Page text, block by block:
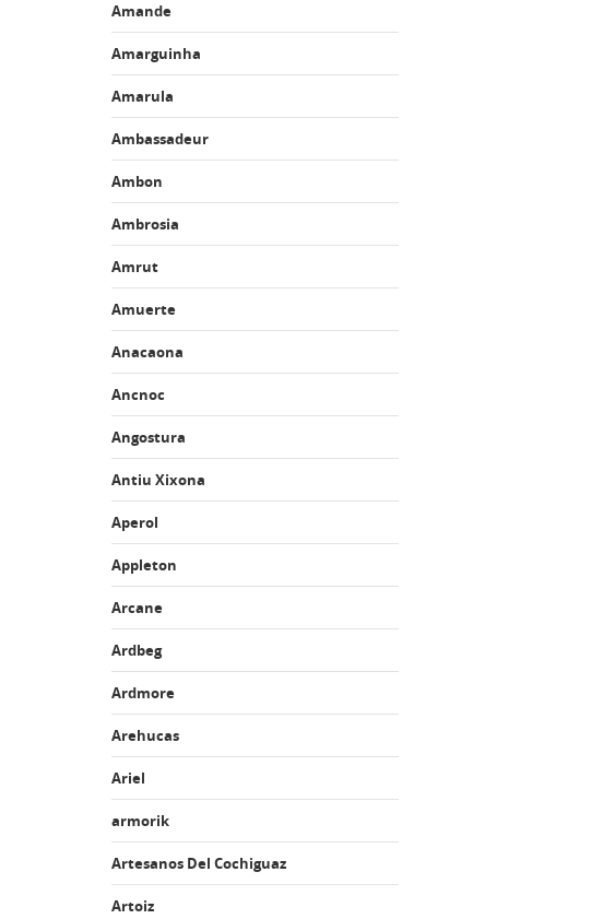
Amande
Amarguinha
Amarula
Ambassadeur
Ambon
Ambrosia
Amrut
Amuerte
Anacaona
Ancnoc
Angostura
Antiu Xixona
Aperol
Appleton
Arcane
Ardbeg
Ardmore
Arehucas
Ariel
armorik
Artesanos Del Cochiguaz
Artoiz